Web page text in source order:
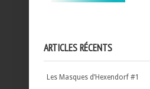
ARTICLES RÉCENTS
Les Masques d’Hexendorf #1